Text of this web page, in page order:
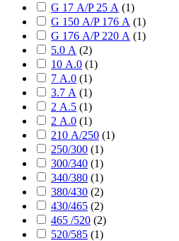
G 17 А/P 25 А (1)
G 150 А/P 176 А (1)
G 176 А/P 220 А (1)
5.0 А (2)
10 А.0 (1)
7 А.0 (1)
3.7 А (1)
2 А.5 (1)
2 А.0 (1)
210 А/250 (1)
250/300 (1)
300/340 (1)
340/380 (1)
380/430 (2)
430/465 (2)
465 /520 (2)
520/585 (1)